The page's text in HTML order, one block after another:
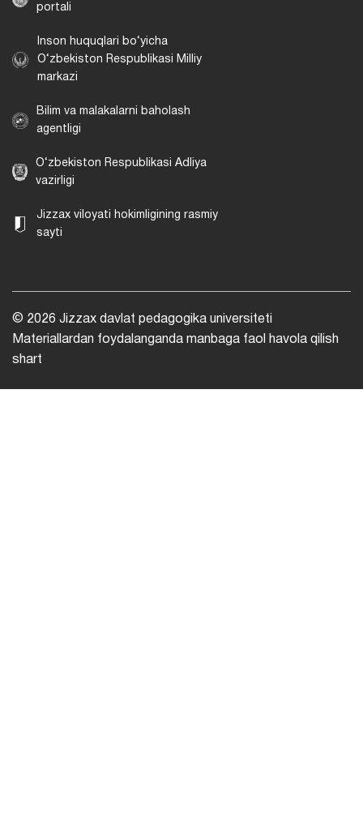
portali
Inson huquqlari bo‘yicha
O‘zbekiston Respublikasi Milliy
markazi
Bilim va malakalarni baholash
agentligi
O‘zbekiston Respublikasi Adliya
vazirligi
Jizzax viloyati hokimligining rasmiy
sayti
© 2026 Jizzax davlat pedagogika universiteti
Materiallardan foydalanganda manbaga faol havola qilish
shart